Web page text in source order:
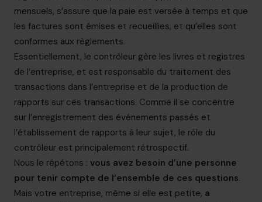
mensuels, s’assure que la paie est versée à temps et que
les factures sont émises et recueillies, et qu’elles sont
conformes aux règlements.
Essentiellement, le contrôleur gère les livres et registres
de l’entreprise, et est responsable du traitement des
transactions dans l’entreprise et de la production de
rapports sur ces transactions. Comme il se concentre
sur l’enregistrement des événements passés et
l’établissement de rapports à leur sujet, le rôle du
contrôleur est principalement rétrospectif.
Nous le répétons : vous avez besoin d’une personne
pour tenir compte de l’ensemble de ces questions.
Mais votre entreprise, même si elle est petite, a